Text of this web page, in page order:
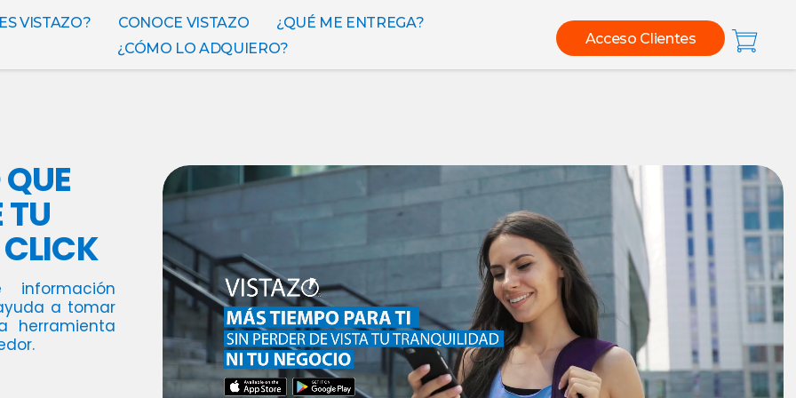
VISTAZO? CONOCE VISTAZO
¿QUÉ ME ENTREGA?
¿CÓMO LO ADQUIERO?
Acceso Clientes
TU
información
a tomar
herramienta